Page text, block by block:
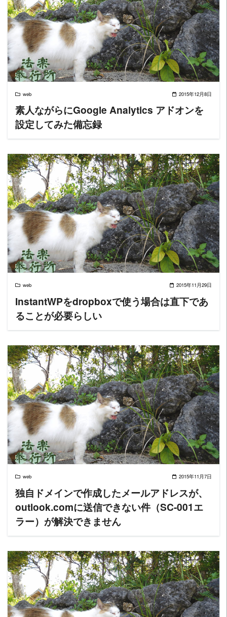
READ MORE
web 2015年12月8日
素人ながらにGoogle Analytics アドオンを
設定してみた備忘録
READ MORE
web 2015年11月29日
InstantWPをdropboxで使う場合は直下であ
ることが必要らしい
READ MORE
web 2015年11月7日
独自ドメインで作成したメールアドレスが、
outlook.comに送信できない件（SC-001エ
ラー）が解決できません
READ MORE